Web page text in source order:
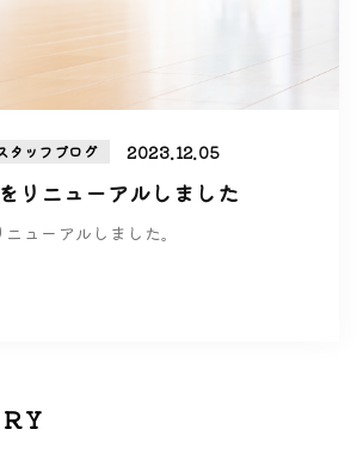
タッフブログ 2023.12.05
リニューアルしました
ューアルしました。